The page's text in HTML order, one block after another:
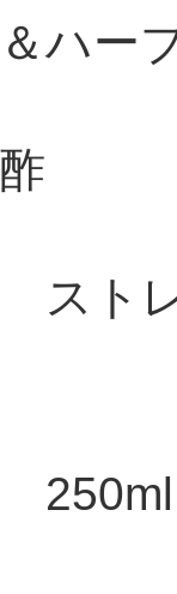
ハー
スト
250ml